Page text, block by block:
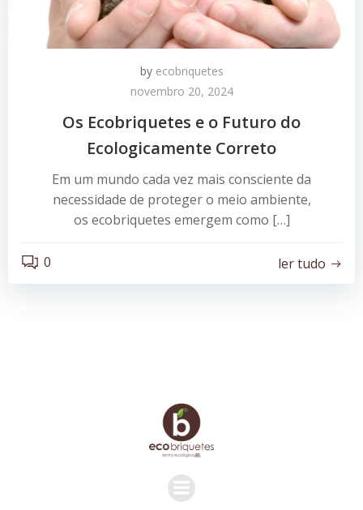
by ecobriquetes
novembro 20, 2024
Os Ecobriquetes e o Futuro do
Ecologicamente Correto
Em um mundo cada vez mais consciente da
necessidade de proteger o meio ambiente,
os ecobriquetes emergem como […]
0 ler tudo